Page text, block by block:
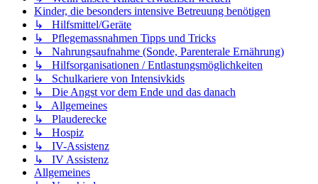
Kinder, die besonders intensive Betreuung benötigen
↳ Hilfsmittel/Geräte
↳ Pflegemassnahmen Tipps und Tricks
↳ Nahrungsaufnahme (Sonde, Parenterale Ernährung)
↳ Hilfsorganisationen / Entlastungsmöglichkeiten
↳ Schulkariere von Intensivkids
↳ Die Angst vor dem Ende und das danach
↳ Allgemeines
↳ Plauderecke
↳ Hospiz
↳ IV-Assistenz
↳ IV Assistenz
Allgemeines